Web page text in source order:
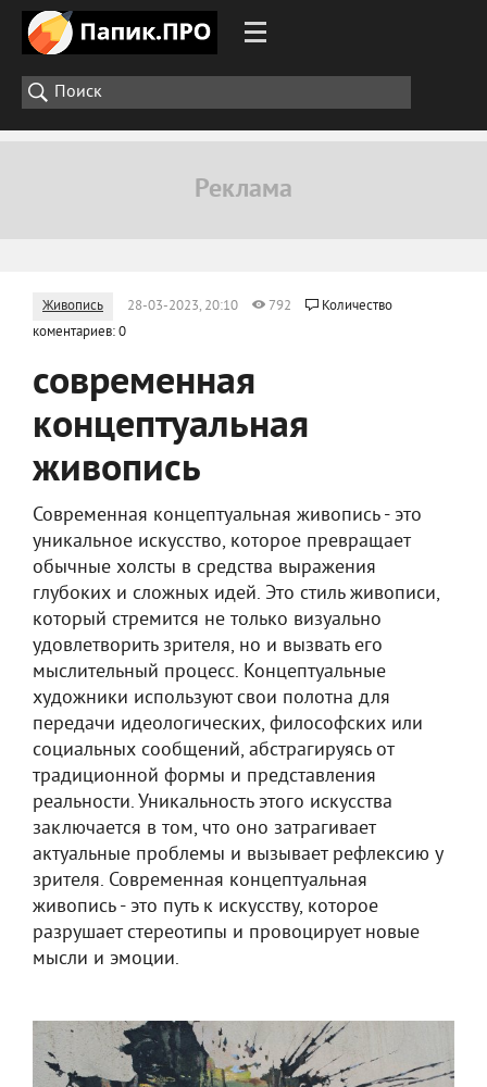
Живопись 28-03-2023, 20:10 792
Количество
коментариев: 0
современная
концептуальная
живопись
Современная концептуальная живопись - это
уникальное искусство, которое превращает
обычные холсты в средства выражения
глубоких и сложных идей. Это стиль живописи,
который стремится не только визуально
удовлетворить зрителя, но и вызвать его
мыслительный процесс. Концептуальные
художники используют свои полотна для
передачи идеологических, философских или
социальных сообщений, абстрагируясь от
традиционной формы и представления
реальности. Уникальность этого искусства
заключается в том, что оно затрагивает
актуальные проблемы и вызывает рефлексию у
зрителя. Современная концептуальная
живопись - это путь к искусству, которое
разрушает стереотипы и провоцирует новые
мысли и эмоции.